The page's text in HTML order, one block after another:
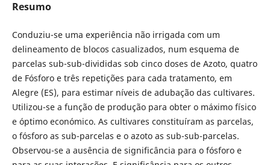
Resumo
Conduziu-se uma experiência não irrigada com um
delineamento de blocos casualizados, num esquema de
parcelas sub-sub-divididas sob cinco doses de Azoto, quatro
de Fósforo e três repetições para cada tratamento, em
Alegre (ES), para estimar níveis de adubação das cultivares.
Utilizou-se a função de produção para obter o máximo físico
e óptimo económico. As cultivares constituíram as parcelas,
o fósforo as sub-parcelas e o azoto as sub-sub-parcelas.
Observou-se a ausência de significância para o fósforo e